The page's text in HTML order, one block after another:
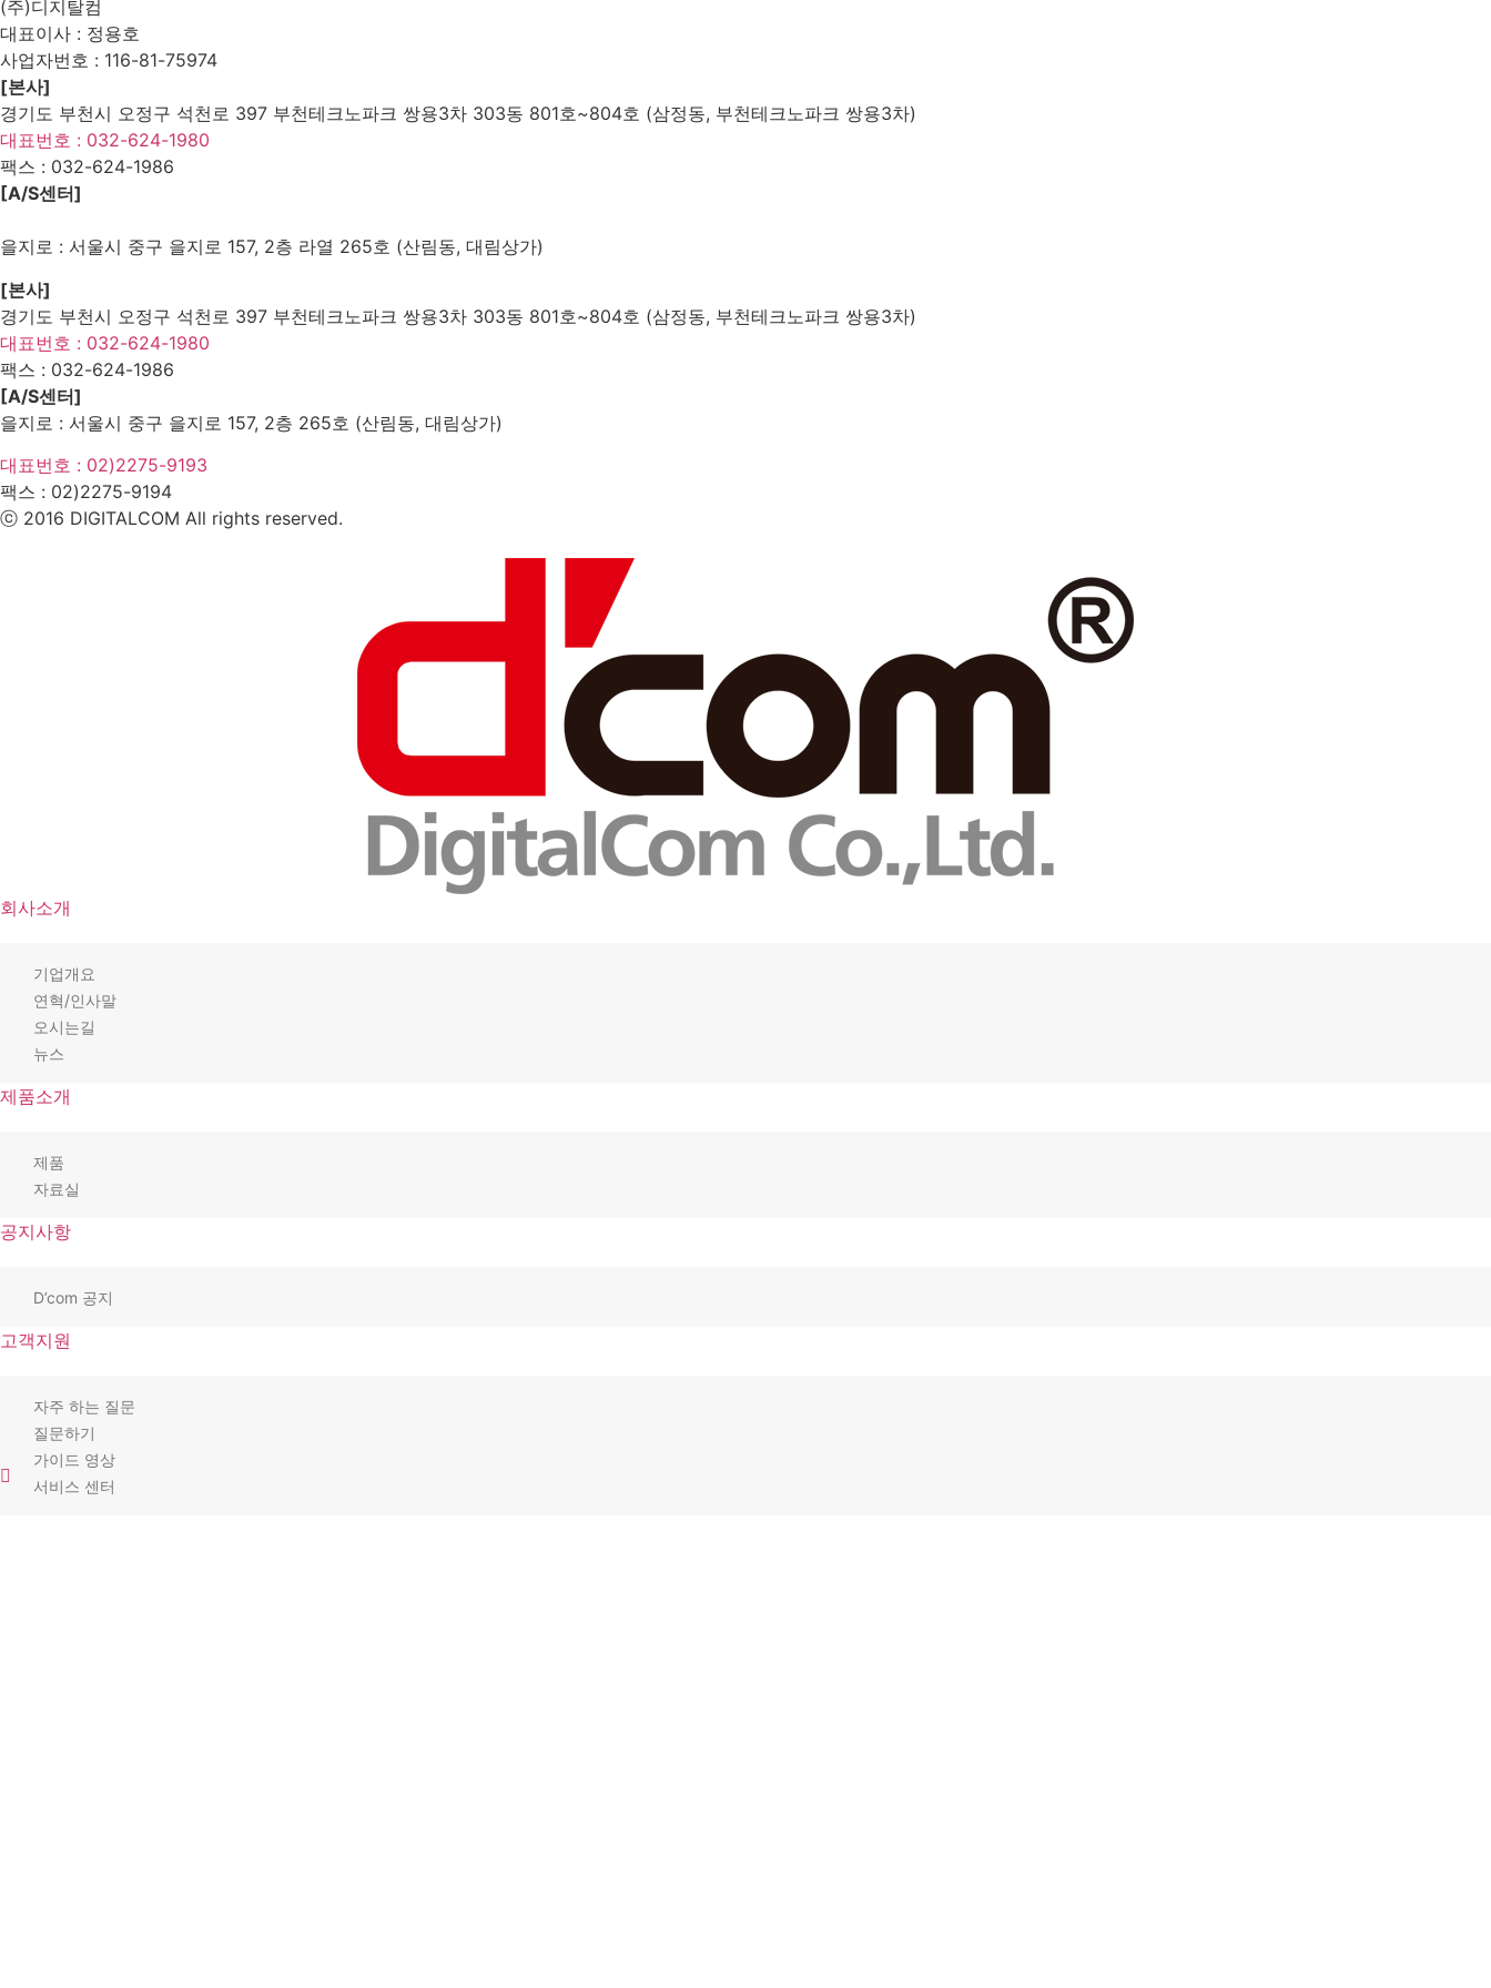
(주)디지탈컴
대표이사 : 정용호
사업자번호 : 116-81-75974
[본사]
경기도 부천시 오정구 석천로 397 부천테크노파크 쌍용3차 303동 801호~804호 (삼정동, 부천테크노파크 쌍용3차)
대표번호 : 032-624-1980
팩스 : 032-624-1986
[A/S센터]
을지로 : 서울시 중구 을지로 157, 2층 라열 265호 (산림동, 대림상가)
[본사]
경기도 부천시 오정구 석천로 397 부천테크노파크 쌍용3차 303동 801호~804호 (삼정동, 부천테크노파크 쌍용3차)
대표번호 : 032-624-1980
팩스 : 032-624-1986
[A/S센터]
을지로 : 서울시 중구 을지로 157, 2층 265호 (산림동, 대림상가)
대표번호 : 02)2275-9193
팩스 : 02)2275-9194​
ⓒ 2016 DIGITALCOM All rights reserved.
회사소개
기업개요
연혁/인사말
오시는길
뉴스
제품소개
제품
자료실
공지사항
D’com 공지
고객지원
자주 하는 질문
질문하기
가이드 영상
서비스 센터